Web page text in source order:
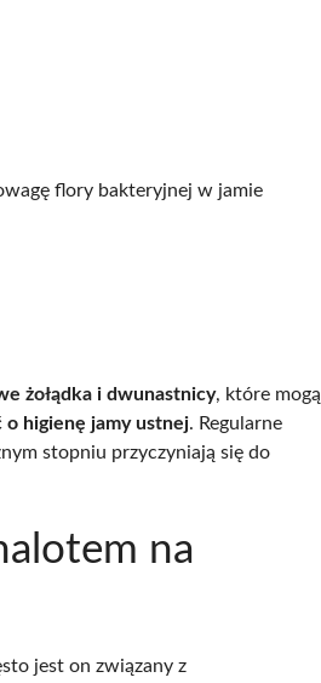
flory bakteryjnej w jamie
żołądka i dwunastnicy, które mogą
o higienę jamy ustnej. Regularne
stopniu przyczyniają się do
na
jest on związany z